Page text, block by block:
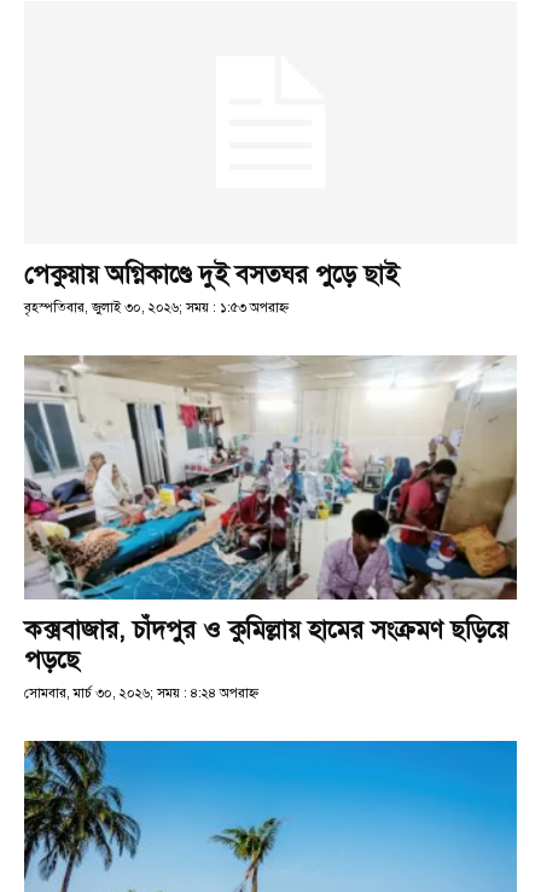
পেকুয়ায় অগ্নিকাণ্ডে দুই বসতঘর পুড়ে ছাই
বৃহস্পতিবার, জুলাই ৩০, ২০২৬; সময় : ১:৫৩ অপরাহ্ণ
কক্সবাজার, চাঁদপুর ও কুমিল্লায় হামের সংক্রমণ ছড়িয়ে
পড়ছে
সোমবার, মার্চ ৩০, ২০২৬; সময় : ৪:২৪ অপরাহ্ণ